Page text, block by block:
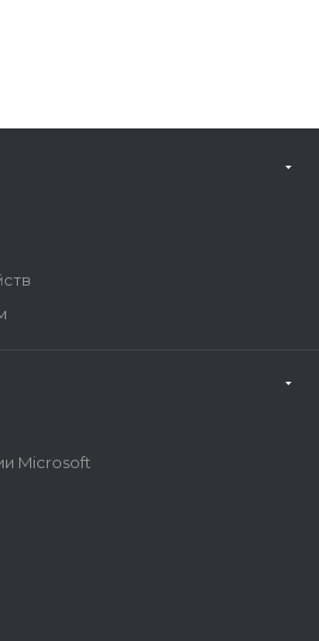
Microsoft